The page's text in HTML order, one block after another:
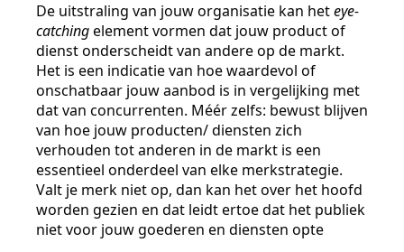
De uitstraling van jouw organisatie kan heteye-
catchingelement vormen dat jouw product of
dienst onderscheidt van andere op de markt.
Het is een indicatie van hoe waardevol of
onschatbaar jouw aanbod is in vergelijking met
dat van concurrenten. Méér zelfs: bewust blijven
van hoe jouw producten/ diensten zich
verhouden tot anderen in de markt is een
essentieel onderdeel van elke merkstrategie.
Valt je merk niet op, dan kan het over het hoofd
worden gezien en dat leidt ertoe dat het publiek
niet voor jouw goederen en diensten opte